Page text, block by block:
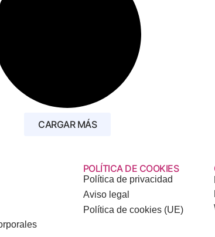
CARGAR MÁS
POLÍTICA DE COOKIES
Política de privacidad
Aviso legal
Política de cookies (UE)